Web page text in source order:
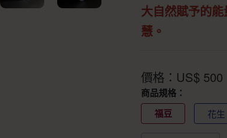
大自然賦予的
慧。
價格： US$ 500
商品規格：
福豆
花生